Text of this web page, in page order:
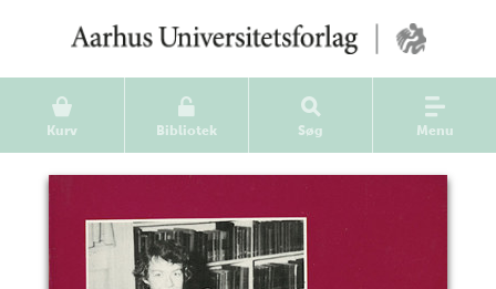
Kurv Bibliotek Søg Menu